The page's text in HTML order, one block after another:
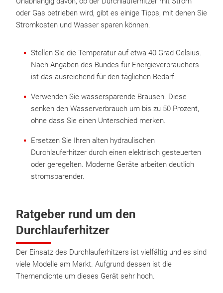
oder Gas betrieben wird, gibt es einige Tipps, mit denen Sie
Stromkosten und Wasser sparen können.
Stellen Sie die Temperatur auf etwa 40 Grad Celsius.
Nach Angaben des Bundes für Energieverbrauchers
ist das ausreichend für den täglichen Bedarf.
Verwenden Sie wassersparende Brausen. Diese
senken den Wasserverbrauch um bis zu 50 Prozent,
ohne dass Sie einen Unterschied merken.
Ersetzen Sie Ihren alten hydraulischen
Durchlauferhitzer durch einen elektrisch gesteuerten
oder geregelten. Moderne Geräte arbeiten deutlich
stromsparender.
Ratgeber rund um den
Durchlauferhitzer
Der Einsatz des Durchlauferhitzers ist vielfältig und es sind
viele Modelle am Markt. Aufgrund dessen ist die
Themendichte um dieses Gerät sehr hoch.